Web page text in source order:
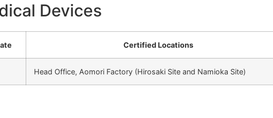
Devices
Certified Locations
Head Office, Aomori Factory (Hirosaki Site and Namioka Site)